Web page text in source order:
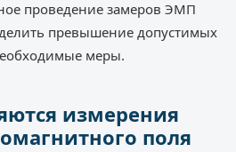
проведение замеров ЭМП
превышение допустимых
меры.
измерения
поля